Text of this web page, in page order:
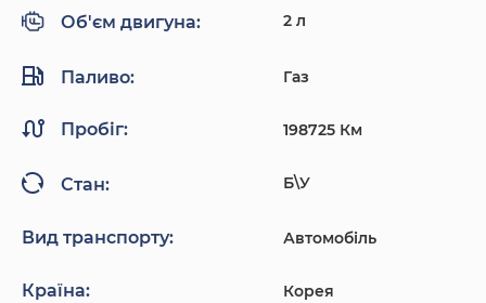
Об'єм двигуна: 2 л
Паливо: Газ
Пробіг: 198725 Км
Стан: Б\У
Вид транспорту: Автомобіль
Країна: Корея